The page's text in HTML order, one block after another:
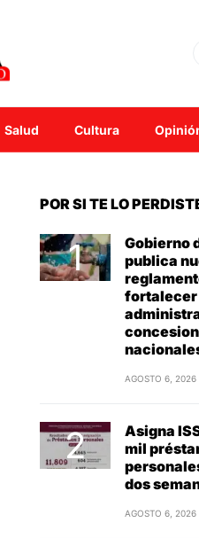
Salud Cultura
POR SI TE LO
Gobierno
publica
fortalecer
AGOSTO 6, 2026
Asigna
mil
dos
AGOSTO 6, 2026